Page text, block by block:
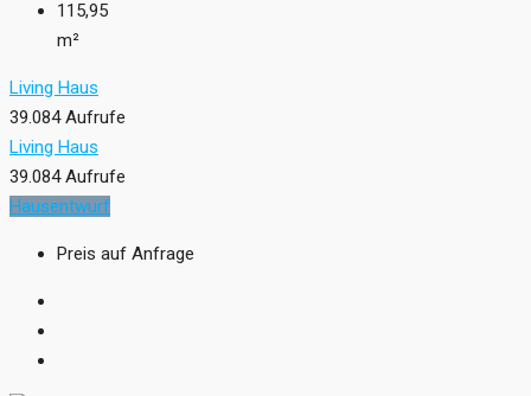
115,95
m²
Living Haus
39.084 Aufrufe
Living Haus
39.084 Aufrufe
Hausentwurf
Preis auf Anfrage